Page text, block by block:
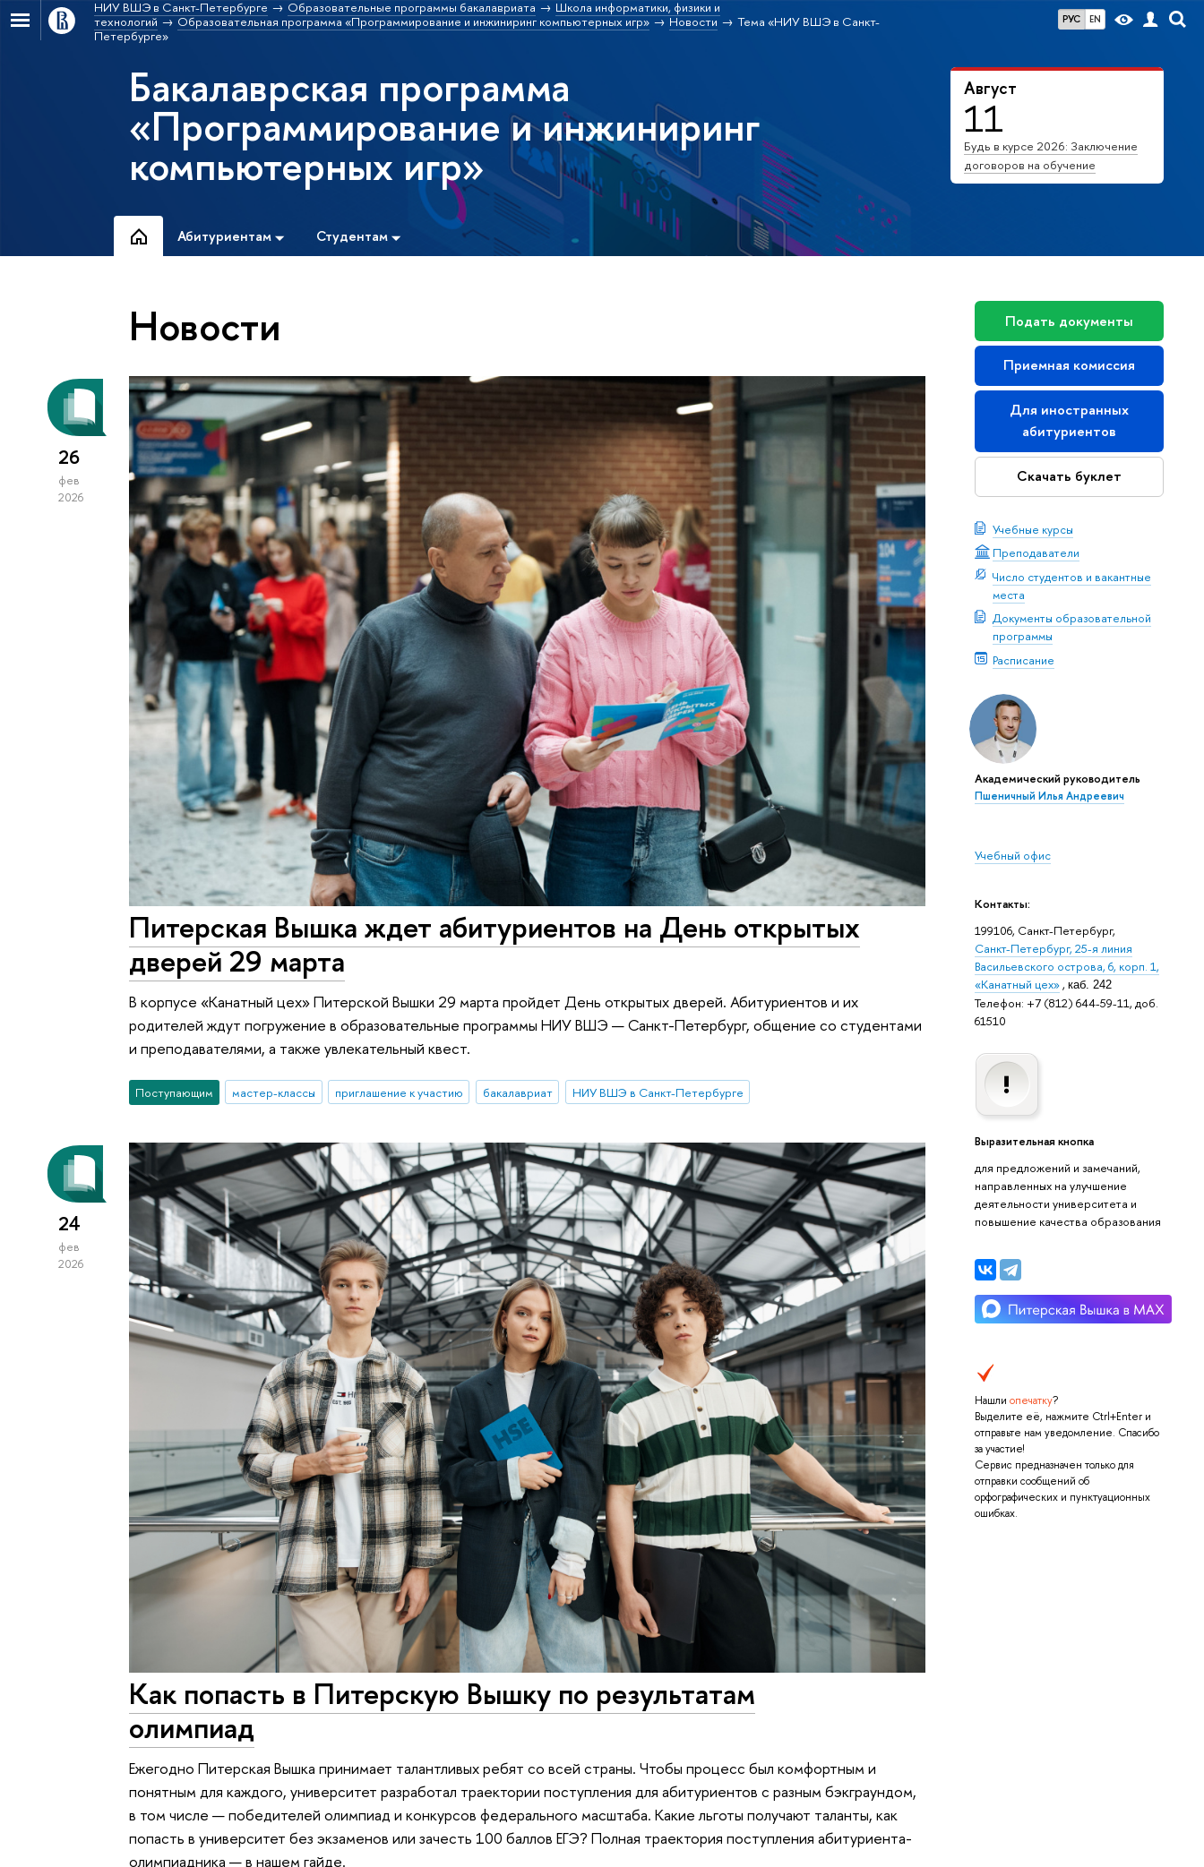
РУС EN
НИУ ВШЭ в Санкт-Петербурге Образовательные программы бакалавриата
Школа информатики, физики и
технологий
Образовательная программа «Программирование и инжиниринг компьютерных игр» Новости
Тема «НИУ ВШЭ в Санкт-
Петербурге»
Август
11
Будь в курсе 2026: Заключение
договоров на обучение
Бакалаврская программа
«Программирование и инжиниринг
компьютерных игр»
Абитуриентам Студентам
Подать документы
Приемная комиссия
Для иностранных
абитуриентов
Скачать буклет
Учебные курсы
Преподаватели
Число студентов и вакантные
места
Документы образовательной
программы
Расписание
Академический руководитель
Пшеничный Илья Андреевич
Учебный офис
Контакты:
199106, Санкт-Петербург,
Санкт-Петербург, 25-я линия
Васильевского острова, 6, корп. 1,
«Канатный цех», каб. 242
Телефон: +7 (812) 644-59-11, доб.
61510
Выразительная кнопка
для предложений и замечаний,
направленных на улучшение
деятельности университета и
повышение качества образования
Нашли опечатку?
Выделите её, нажмите Ctrl+Enter и
отправьте нам уведомление. Спасибо
за участие!
Сервис предназначен только для
отправки сообщений об
орфографических и пунктуационных
ошибках.
Новости
26
фев
2026
Питерская Вышка ждет абитуриентов на День открытых
дверей 29 марта
В корпусе «Канатный цех» Питерской Вышки 29 марта пройдет День открытых дверей. Абитуриентов и их
родителей ждут погружение в образовательные программы НИУ ВШЭ — Санкт-Петербург, общение со студентами
и преподавателями, а также увлекательный квест.
Поступающим мастер-классы приглашение к участию бакалавриат НИУ ВШЭ в Санкт-Петербурге
24
фев
2026
Как попасть в Питерскую Вышку по результатам
олимпиад
Ежегодно Питерская Вышка принимает талантливых ребят со всей страны. Чтобы процесс был комфортным и
понятным для каждого, университет разработал траектории поступления для абитуриентов с разным бэкграундом,
в том числе — победителей олимпиад и конкурсов федерального масштаба. Какие льготы получают таланты, как
попасть в университет без экзаменов или зачесть 100 баллов ЕГЭ? Полная траектория поступления абитуриента-
олимпиадника — в нашем гайде.